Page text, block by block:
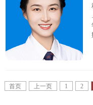
首页 上一页 1 2